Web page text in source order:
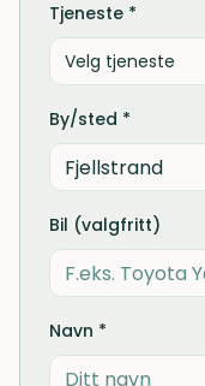
Tjeneste *
Velg tjeneste
By/sted *
Bil (valgfritt)
Navn *